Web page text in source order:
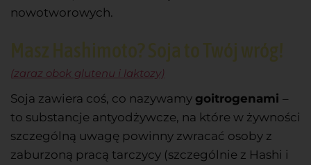
nowotworowych.
Masz Hashimoto? Soja to Twój wróg!
(zaraz obok glutenu i laktozy)
Soja zawiera coś, co nazywamy goitrogenami –
to substancje antyodżywcze, na które w żywności
szczególną uwagę powinny zwracać osoby z
zaburzoną pracą tarczycy (szczególnie z Hashi i